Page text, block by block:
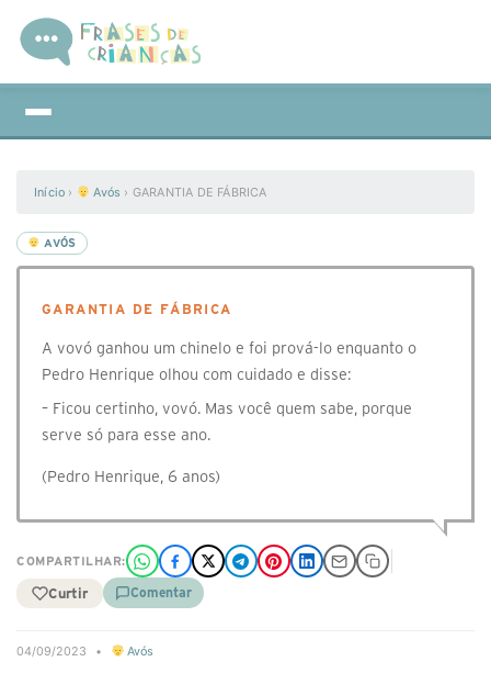
Início › Avós › GARANTIA DE FÁBRICA
AVÓS
GARANTIA DE FÁBRICA
A vovó ganhou um chinelo e foi prová-lo enquanto o
Pedro Henrique olhou com cuidado e disse:
– Ficou certinho, vovó. Mas você quem sabe, porque
serve só para esse ano.
(Pedro Henrique, 6 anos)
COMPARTILHAR:
Curtir Comentar
04/09/2023 • Avós